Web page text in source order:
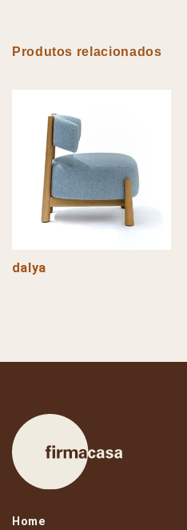
Produtos relacionados
dalya
Home